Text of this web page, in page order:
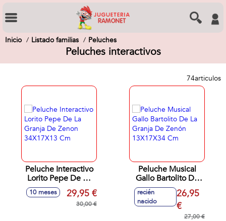
Inicio Listado familias Peluches
Peluches interactivos
74articulos
Peluche Interactivo
Lorito Pepe De La
Granja De Zenon
34X17X13 Cm
10 meses 29,95 €
30,00 €
Peluche Musical
Gallo Bartolito De
La Granja De Zenón
13X17X34 Cm
recién
nacido
26,95
€
27,00 €